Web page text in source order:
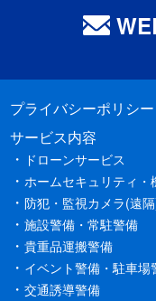
プライバシーポリシー
サービス内容
ドローンサービス
ホームセキュリティ・
防犯・監視カメラ(遠
施設警備・常駐警備
貴重品運搬警備
イベント警備・駐車場
交通誘導警備